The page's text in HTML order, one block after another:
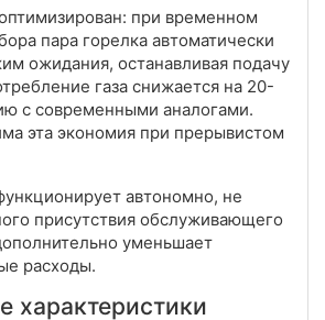
при временном
пара горелка автоматически
ожидания, останавливая подачу
газа снижается на 20-
с современными аналогами.
эта экономия при прерывистом
автономно, не
присутствия обслуживающего
уменьшает
расходы.
характеристики